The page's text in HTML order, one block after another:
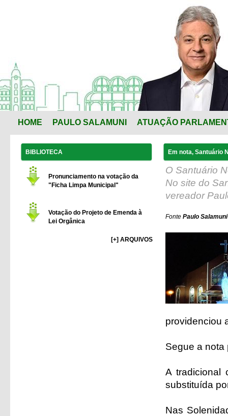
HOME PAULO SALAMUNI ATUAÇÃO
BIBLIOTECA
Pronunciamento na votação da
"Ficha Limpa Municipal"
Votação do Projeto de Emenda à
Lei Orgânica
[+] ARQUIVOS
Em nota, Santuário
O Santuário
No site do
vereador
Fonte Paulo
providenciou
Segue a nota
A tradicional
substituída
Nas